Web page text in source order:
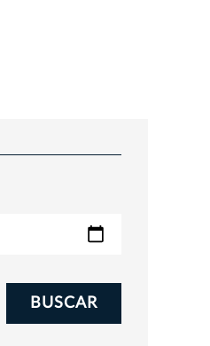
BUSCAR